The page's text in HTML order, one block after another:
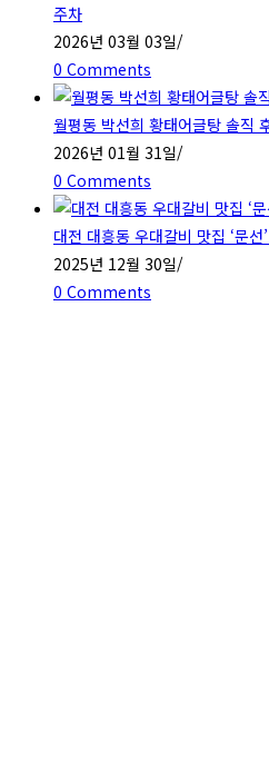
주차
2026년 03월 03일/
0 Comments
월평동 박선희 황태어글탕 솔직
2026년 01월 31일/
0 Comments
대전 대흥동 우대갈비 맛집 ‘문선
2025년 12월 30일/
0 Comments